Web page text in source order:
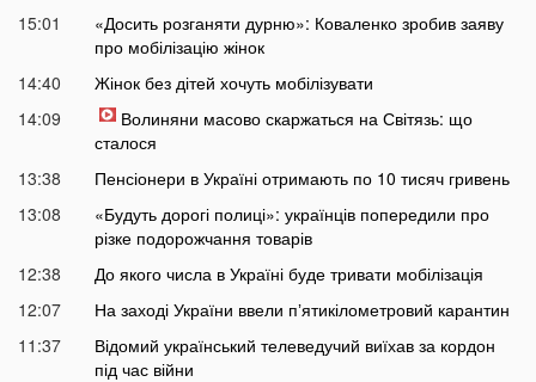
15:01
«Досить розганяти дурню»: Коваленко зробив заяву
про мобілізацію жінок
14:40
Жінок без дітей хочуть мобілізувати
14:09
Волиняни масово скаржаться на Світязь: що
сталося
13:38
Пенсіонери в Україні отримають по 10 тисяч гривень
13:08
«Будуть дорогі полиці»: українців попередили про
різке подорожчання товарів
12:38
До якого числа в Україні буде тривати мобілізація
12:07
На заході України ввели пʼятикілометровий карантин
11:37
Відомий український телеведучий виїхав за кордон
під час війни